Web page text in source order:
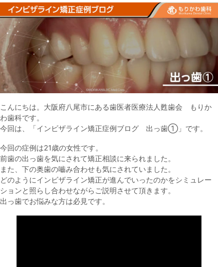
こんにちは。大阪府八尾市にある歯医者医療法人甦歯会 もりか
わ歯科です。
今回は、「インビザライン矯正症例ブログ 出っ歯①」です。
今回の症例は21歳の女性です。
前歯の出っ歯を気にされて矯正相談に来られました。
また、下の奥歯の嚙み合わせも気にされていました。
どのようにインビザライン矯正が進んでいったのかをシミュレー
ションと照らし合わせながらご説明させて頂きます。
出っ歯でお悩みな方は必見です。